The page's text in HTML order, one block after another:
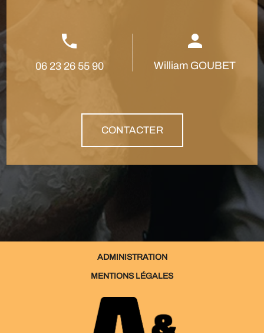
06 23 26 55 90 William GOUBET
CONTACTER
ADMINISTRATION
MENTIONS LÉGALES